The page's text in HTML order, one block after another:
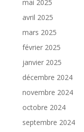
mai 2025
avril 2025
mars 2025
février 2025
janvier 2025
décembre 2024
novembre 2024
octobre 2024
septembre 2024